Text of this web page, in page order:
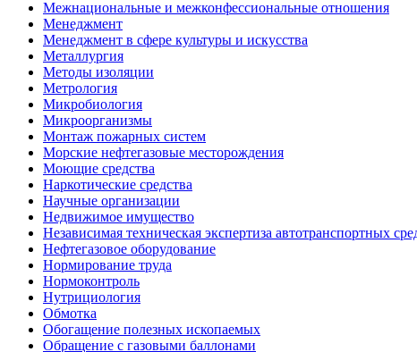
Межнациональные и межконфессиональные отношения
Менеджмент
Менеджмент в сфере культуры и искусства
Металлургия
Методы изоляции
Метрология
Микробиология
Микроорганизмы
Монтаж пожарных систем
Морские нефтегазовые месторождения
Моющие средства
Наркотические средства
Научные организации
Недвижимое имущество
Независимая техническая экспертиза автотранспортных
Нефтегазовое оборудование
Нормирование труда
Нормоконтроль
Нутрициология
Обмотка
Обогащение полезных ископаемых
Обращение с газовыми баллонами